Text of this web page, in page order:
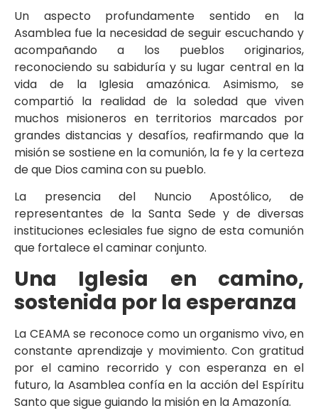
Un aspecto profundamente sentido en la
Asamblea fue la necesidad de seguir escuchando y
acompañando a los pueblos originarios,
reconociendo su sabiduría y su lugar central en la
vida de la Iglesia amazónica. Asimismo, se
compartió la realidad de la soledad que viven
muchos misioneros en territorios marcados por
grandes distancias y desafíos, reafirmando que la
misión se sostiene en la comunión, la fe y la certeza
de que Dios camina con su pueblo.
La presencia del Nuncio Apostólico, de
representantes de la Santa Sede y de diversas
instituciones eclesiales fue signo de esta comunión
que fortalece el caminar conjunto.
Una Iglesia en camino,
sostenida por la esperanza
La CEAMA se reconoce como un organismo vivo, en
constante aprendizaje y movimiento. Con gratitud
por el camino recorrido y con esperanza en el
futuro, la Asamblea confía en la acción del Espíritu
Santo que sigue guiando la misión en la Amazonía.